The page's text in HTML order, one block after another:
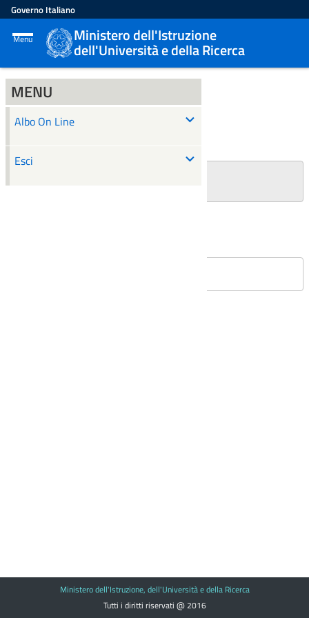
Governo Italiano
Menu Ministero dell'Istruzione
dell'Università e della Ricerca
MENU
Albo On Line
Esci
ALBO ON LINE
Ricerca
Ministero dell'Istruzione, dell'Università e della Ricerca
Tutti i diritti riservati @ 2016